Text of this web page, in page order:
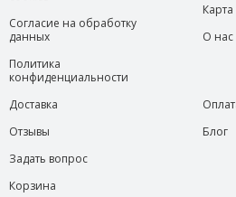
Согласие на обработку
данных
Политика
конфиденциальности
Карта
О нас
Доставка
Отзывы
Задать вопрос
Корзина
Блог